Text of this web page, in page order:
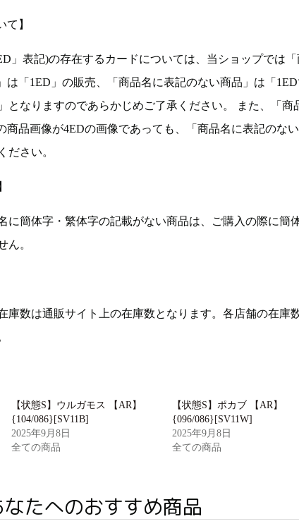
て】
」表記)の存在するカードについては、当ショップでは「
は「1ED」の販売、「商品名に表記のない商品」は「
となりますのであらかじめご了承ください。 また、「商
商品画像が4EDの画像であっても、「商品名に表記のない
ださい。
に簡体字・繁体字の記載がない商品は、ご購入の際に簡
ん。
庫数は通販サイト上の在庫数となります。各店舗の在庫
【状態S】ウルガモス 【AR】
{104/086}[SV11B]
2025年9月8日
全ての商品
【状態S】ポカブ 【AR】
{096/086}[SV11W]
2025年9月8日
全ての商品
なたへのおすすめ商品